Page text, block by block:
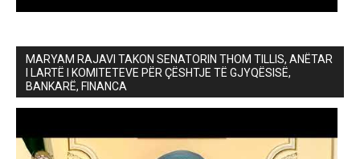
MARYAM RAJAVI TAKON SENATORIN THOM TILLIS, ANËTAR
I LARTË I KOMITETEVE PËR ÇËSHTJE TË GJYQËSISË,
BANKARË, FINANCA